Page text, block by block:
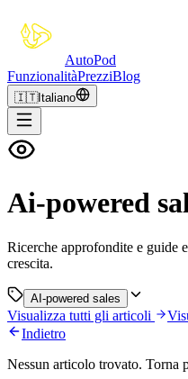
AutoPod
FunzionalitàPrezziBlog
🇮🇹Italiano
Ai-powered
Ricerche approfondite e guide
crescita.
AI-powered sales
Visualizza tutti gli articoli
Indietro
Nessun articolo trovato. Torna